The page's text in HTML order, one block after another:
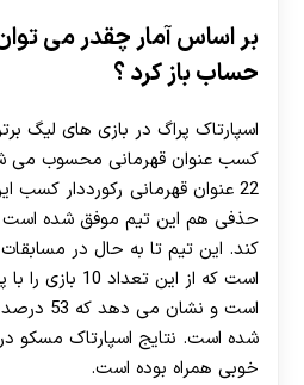
بر اساس آمار چقدر می
حساب باز کرد ؟
اسپارتاک پراگ در بازی های لیگ
کسب عنوان قهرمانی محسوب می
22 عنوان قهرمانی رکورددار
حذفی هم این تیم موفق شده است
است که از این
است و
شده است. نتایج اسپارتاک مسکو
خوبی همراه بوده است.